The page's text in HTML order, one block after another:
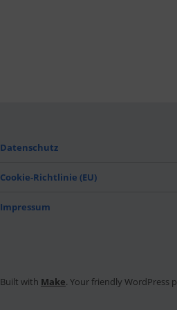
Datenschutz
Cookie-Richtlinie (EU)
Impressum
Built with Make. Your friendly WordPress